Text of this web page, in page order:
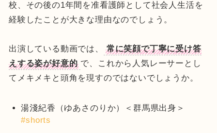
校、その後の1年間を准看護師として社会人生活を
経験したことが大きな理由なのでしょう。
出演している動画では、
常に笑顔で丁寧に受け答
えする姿が好意的 で、これから人気レーサーとし
てメキメキと頭角を現すのではないでしょうか。
湯淺紀香（ゆあさのりか）＜群馬県出身＞
#shorts